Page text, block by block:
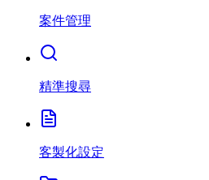
案件管理
精準搜尋
客製化設定